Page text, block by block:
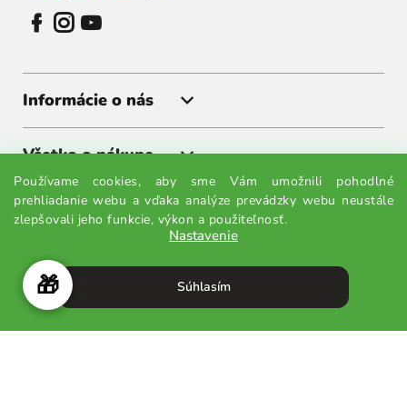
Používame cookies, aby sme Vám umožnili pohodlné
prehliadanie webu a vďaka analýze prevádzky webu neustále
zlepšovali jeho funkcie, výkon a použiteľnosť.
Nastavenie
Súhlasím
Informácie o nás
Všetko o nákupe
Získajte akcie a zľavy ako prvý
prvý.
Odoslať
🎁